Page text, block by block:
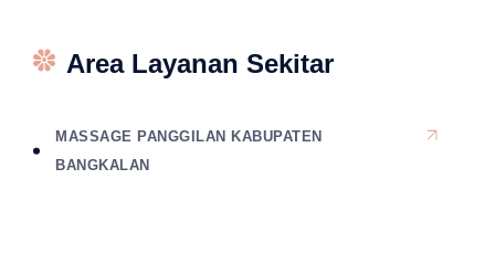
Area Layanan Sekitar
MASSAGE PANGGILAN KABUPATEN
BANGKALAN